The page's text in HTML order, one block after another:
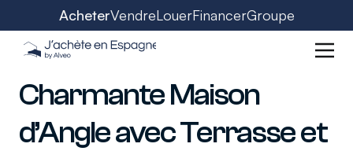
AcheterVendreLouerFinancerGroupe
Charmante Maison
d’Angle avec Terrasse et